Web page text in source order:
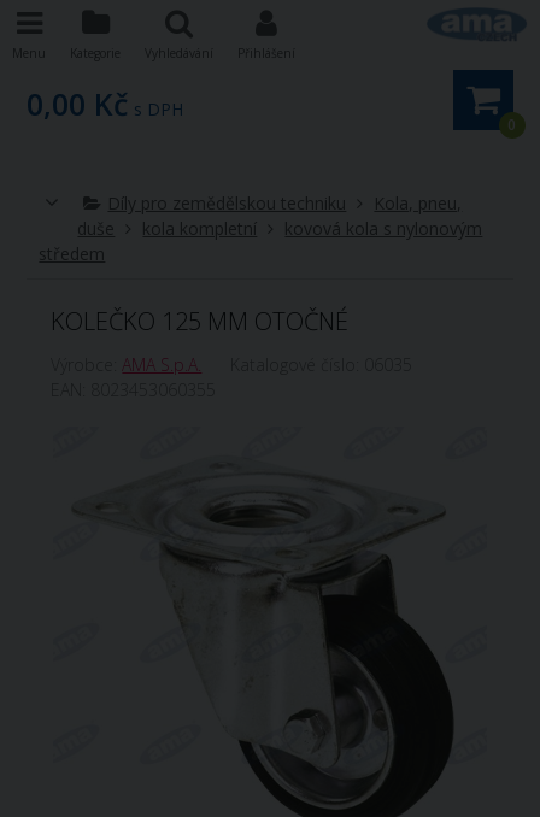
0
0,00 Kč s DPH
Díly pro zemědělskou techniku
Kola, pneu,
duše
kola kompletní
kovová kola s nylonovým
středem
KOLEČKO 125 MM OTOČNÉ
Výrobce:AMA S.p.A.
Menu Kategorie Vyhledávání Přihlášení